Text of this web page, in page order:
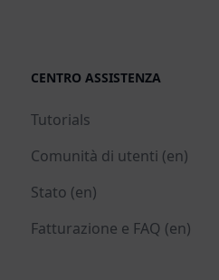
CENTRO ASSISTENZA
Tutorials
Comunità di utenti (en)
Stato (en)
Fatturazione e FAQ (en)